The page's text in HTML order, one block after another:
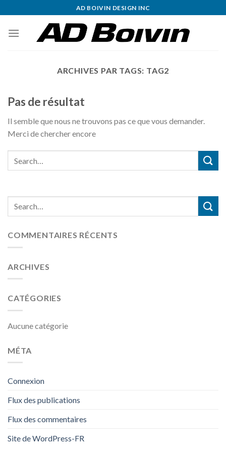
to
content
AD BOIVIN DESIGN INC
ARCHIVES PAR TAGS: TAG2
Pas de résultat
Il semble que nous ne trouvons pas ce que vous demander.
Merci de chercher encore
COMMENTAIRES RÉCENTS
ARCHIVES
CATÉGORIES
Aucune catégorie
MÉTA
Connexion
Flux des publications
Flux des commentaires
Site de WordPress-FR